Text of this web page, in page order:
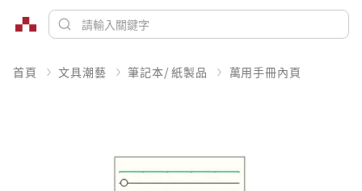
首頁 文具潮藝 筆記本/ 紙製品 萬用手冊內頁